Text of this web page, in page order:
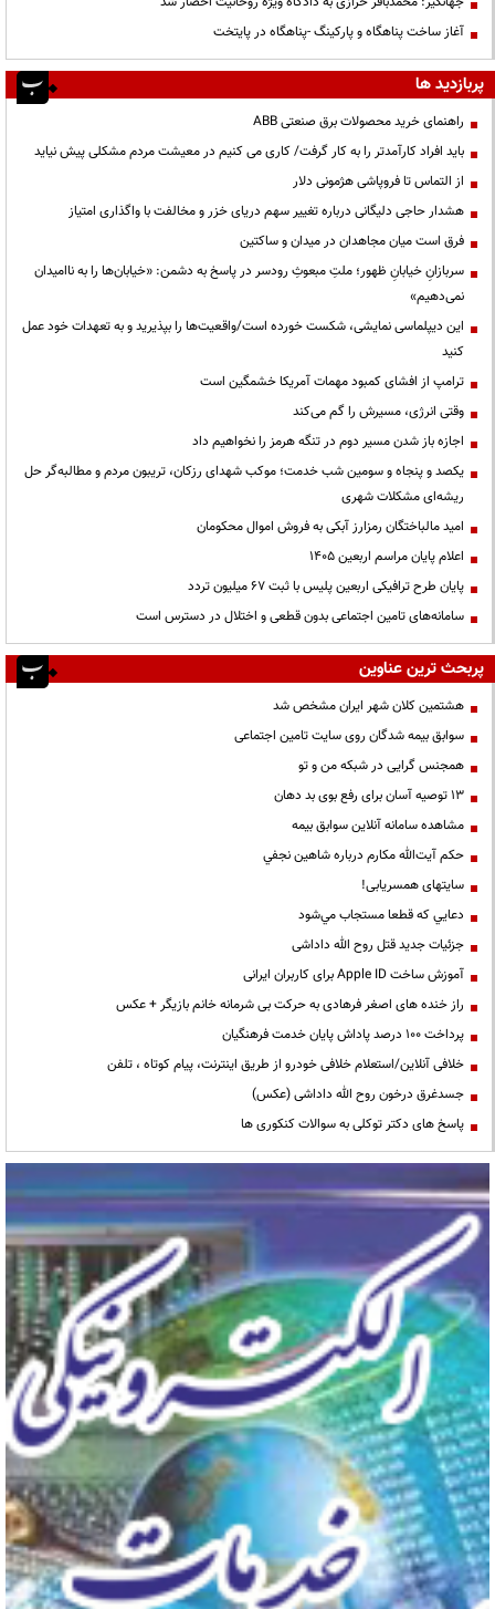
آغاز ساخت پناهگاه و پارکینگ -پناهگاه در پایتخت
پربازدید ها
راهنمای خرید محصولات برق صنعتی ABB
باید افراد کارآمدتر را به کار گرفت/ کاری می کنیم در معیشت مردم مشکلی پیش نیاید
از التماس تا فروپاشی هژمونی دلار
هشدار حاجی دلیگانی درباره تغییر سهم دریای خزر و مخالفت با واگذاری امتیاز
فرق است میان مجاهدان در میدان و ساکتین
سربازانِ خیابانِ ظهور؛ ملتِ مبعوثِ رودسر در پاسخ به دشمن: «خیابان‌ها را به ناامیدان
نمی‌دهیم»
این دیپلماسی نمایشی، شکست خورده است/واقعیت‌ها را بپذیرید و به تعهدات خود عمل
کنید
ترامپ از افشای کمبود مهمات آمریکا خشمگین است
وقتی انرژی، مسیرش را گم می‌کند
اجازه باز شدن مسیر دوم در تنگه هرمز را نخواهیم داد
یکصد و پنجاه و سومین شب خدمت؛ موکب شهدای رزکان، تریبون مردم و مطالبه‌گر حل
ریشه‌ای مشکلات شهری
امید مالباختگان رمزارز آبکی به فروش اموال محکومان
اعلام پایان مراسم اربعین ۱۴۰۵
پایان طرح ترافیکی اربعین پلیس با ثبت ۶۷ میلیون تردد
سامانه‌های تامین اجتماعی بدون قطعی و اختلال در دسترس است
پربحث ترین عناوین
هشتمین کلان شهر ایران مشخص شد
سوابق بیمه شدگان روی سایت تامین اجتماعی
همجنس گرایی در شبکه من و تو
13 توصیه آسان برای رفع بوی بد دهان
مشاهده سامانه آنلاين سوابق بیمه
حكم آيت‌الله مكارم درباره شاهين نجفي
سایتهای همسریابی!
دعايي كه قطعا مستجاب مي‌شود
جزئیات جدید قتل روح الله داداشی
آموزش ساخت Apple ID برای کاربران ایرانی
راز خنده های اصغر فرهادی به حرکت بی شرمانه خانم بازیگر + عکس
پرداخت ۱۰۰ درصد پاداش پایان خدمت فرهنگیان
خلافی آنلاین/استعلام خلافی خودرو از طریق اینترنت، پیام کوتاه ، تلفن
جسدغرق درخون روح الله داداشی (عکس)
پاسخ های دکتر توکلی به سوالات کنکوری ها